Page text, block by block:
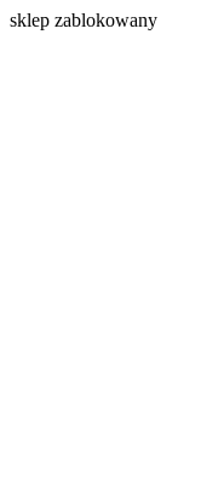
sklep zablokowany